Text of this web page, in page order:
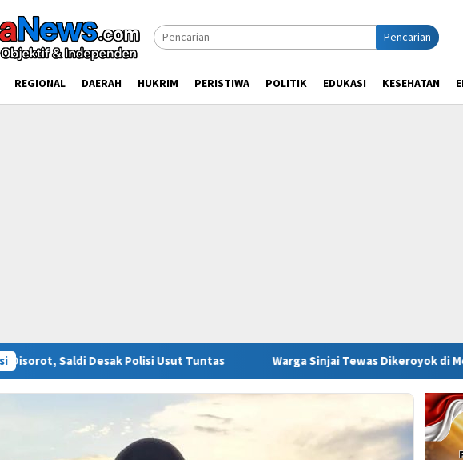
Pencarian
REGIONAL DAERAH HUKRIM PERISTIWA POLITIK EDUKASI KESEHATAN
Polisi Usut Tuntas Warga Sinjai Tewas Dikeroyok di Morowali, Ketua